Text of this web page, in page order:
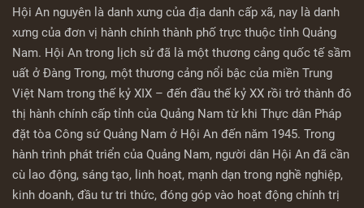
​Hội An nguyên là danh xưng của địa danh cấp xã, nay là danh
xưng của đơn vị hành chính thành phố trực thuộc tỉnh Quảng
Nam. Hội An trong lịch sử đã là một thương cảng quốc tế sầm
uất ở Đàng Trong, một thương cảng nổi bậc của miền Trung
Việt Nam trong thế kỷ XIX – đến đầu thế kỷ XX rồi trở thành đô
thị hành chính cấp tỉnh của Quảng Nam từ khi Thực dân Pháp
đặt tòa Công sứ Quảng Nam ở Hội An đến năm 1945. Trong
hành trình phát triển của Quảng Nam, người dân Hội An đã cần
cù lao động, sáng tạo, linh hoạt, mạnh dạn trong nghề nghiệp,
kinh doanh, đầu tư tri thức, đóng góp vào hoạt động chính trị